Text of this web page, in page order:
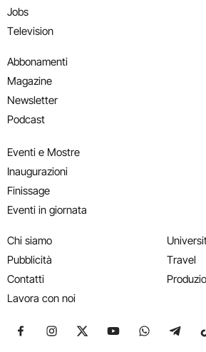
Jobs
Television
Abbonamenti
Magazine
Newsletter
Podcast
Eventi e Mostre
Inaugurazioni
Finissage
Eventi in giornata
Chi siamo
Pubblicità
Contatti
Lavora con noi
Travel
Seguici su Facebook
Seguici su Instagram
Seguici su X
Seguici suSeguici su